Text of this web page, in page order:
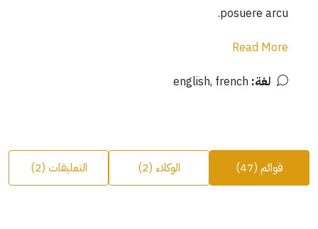
posuere arcu.
Read More
لغة:english, french
قوائم (47) الوكلاء (2) التعليقات (2)